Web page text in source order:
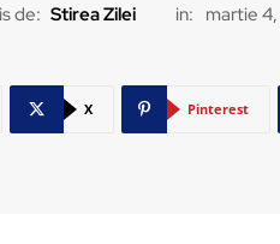
de: Stirea Zilei in: martie
X Pinterest